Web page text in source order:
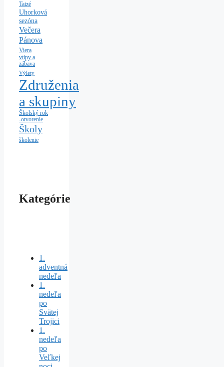
Taizé
Uhorková
sezóna
Večera
Pánova
Viera
vtipy a
zábava
Výlety
Združenia
a skupiny
Školský rok
-otvorenie
Školy
školenie
Kategórie
1.
adventná
nedeľa
1.
nedeľa
po
Svätej
Trojici
1.
nedeľa
po
Veľkej